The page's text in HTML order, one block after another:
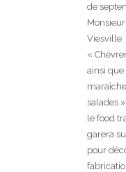
de
Viesville.
«
ainsi
salades
le food
garera
pour